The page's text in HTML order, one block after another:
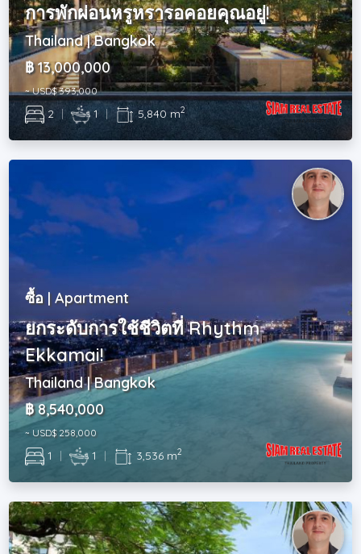
การพักผ่อนหรูหรารอคอยคุณอยู่!
Thailand | Bangkok
฿ 13,000,000
~ USD$ 393,000
2 | 1 | 5,840 m2
ซื้อ | Apartment
ยกระดับการใช้ชีวิตที่ Rhythm
Ekkamai!
Thailand | Bangkok
฿ 8,540,000
~ USD$ 258,000
1 | 1 | 3,536 m2